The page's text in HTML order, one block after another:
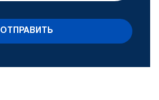
ОТПРАВИТЬ